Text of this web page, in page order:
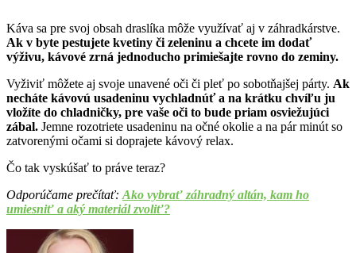
Káva sa pre svoj obsah draslíka môže využívať aj v záhradkárstve.
Ak v byte pestujete kvetiny či zeleninu a chcete im dodať
výživu, kávové zrná jednoducho primiešajte rovno do zeminy.
Vyživiť môžete aj svoje unavené oči či pleť po sobotňajšej párty. Ak
necháte kávovú usadeninu vychladnúť a na krátku chvíľu ju
vložíte do chladničky, pre vaše oči to bude priam osviežujúci
zábal. Jemne rozotriete usadeninu na očné okolie a na pár minút so
zatvorenými očami si doprajete kávový relax.
Čo tak vyskúšať to práve teraz?
Odporúčame prečítať: Ako vybrať záhradný altán, kam ho
umiesniť a aký materiál zvoliť?